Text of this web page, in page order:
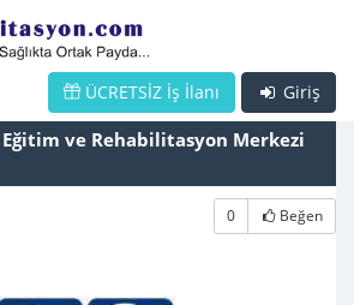
Giriş
ÜCRETSİZ İş İlanı
Eğitim ve Rehabilitasyon Merkezi
0 Beğen